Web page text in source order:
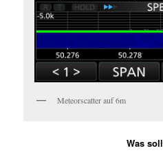
Meteorscatter auf 6m
Was